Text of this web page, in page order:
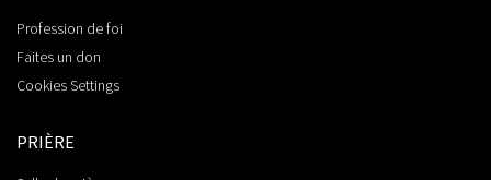
Profession de foi
Faites un don
Cookies Settings
PRIÈRE